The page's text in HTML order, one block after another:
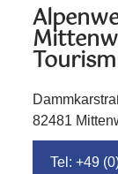
82481
Tel: +49